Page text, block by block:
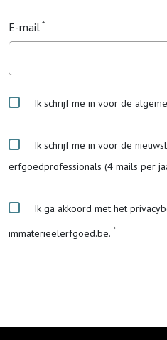
E-mail
Ik schrijf me in voor de
Ik schrijf me in voor de
erfgoedprofessionals (4 mails per
Ik ga akkoord met het
immaterieelerfgoed.be.